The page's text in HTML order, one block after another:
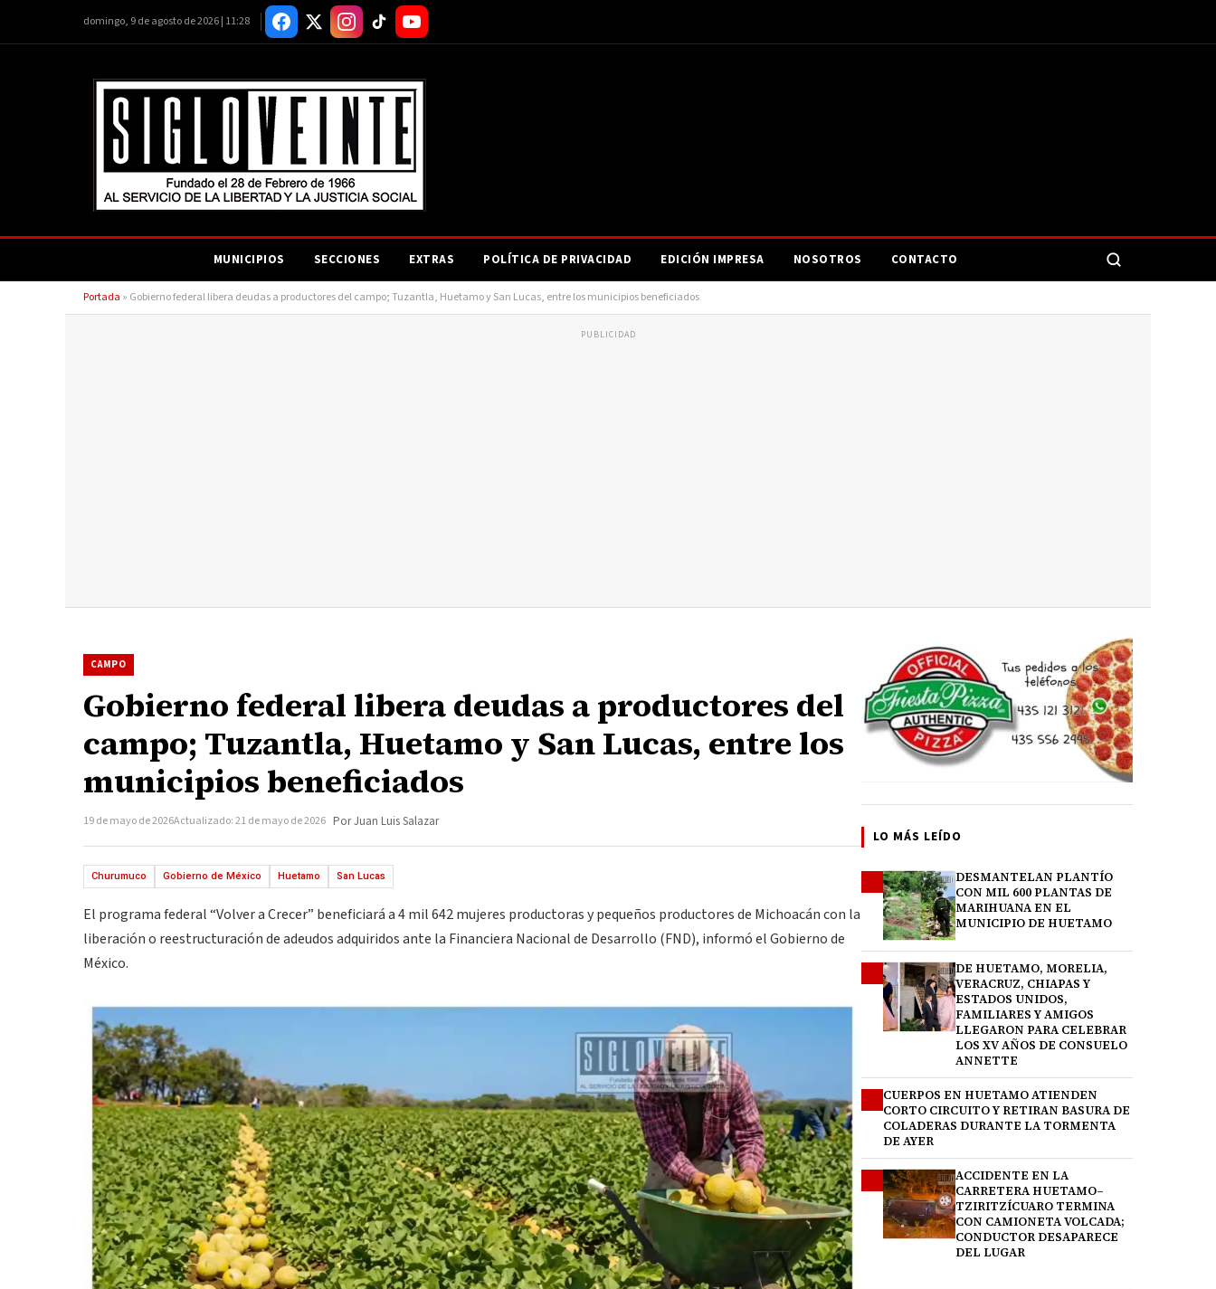
domingo, 9 de agosto de 2026 | 11:28
MUNICIPIOS SECCIONES EXTRAS POLÍTICA DE PRIVACIDAD EDICIÓN IMPRESA NOSOTROS CONTACTO
Portada » Gobierno federal libera deudas a productores del campo; Tuzantla, Huetamo y San Lucas, entre los municipios beneficiados
PUBLICIDAD
CAMPO
Gobierno federal libera deudas a productores del
campo; Tuzantla, Huetamo y San Lucas, entre los
municipios beneficiados
19 de mayo de 2026Actualizado: 21 de mayo de 2026 Por Juan Luis Salazar
Churumuco Gobierno de México Huetamo San Lucas
El programa federal “Volver a Crecer” beneficiará a 4 mil 642 mujeres productoras y pequeños productores de Michoacán con la
liberación o reestructuración de adeudos adquiridos ante la Financiera Nacional de Desarrollo (FND), informó el Gobierno de
México.
LO MÁS LEÍDO
DESMANTELAN PLANTÍO
CON MIL 600 PLANTAS DE
MARIHUANA EN EL
MUNICIPIO DE HUETAMO
DE HUETAMO, MORELIA,
VERACRUZ, CHIAPAS Y
ESTADOS UNIDOS,
FAMILIARES Y AMIGOS
LLEGARON PARA CELEBRAR
LOS XV AÑOS DE CONSUELO
ANNETTE
CUERPOS EN HUETAMO ATIENDEN
CORTO CIRCUITO Y RETIRAN BASURA DE
COLADERAS DURANTE LA TORMENTA
DE AYER
ACCIDENTE EN LA
CARRETERA HUETAMO–
TZIRITZÍCUARO TERMINA
CON CAMIONETA VOLCADA;
CONDUCTOR DESAPARECE
DEL LUGAR